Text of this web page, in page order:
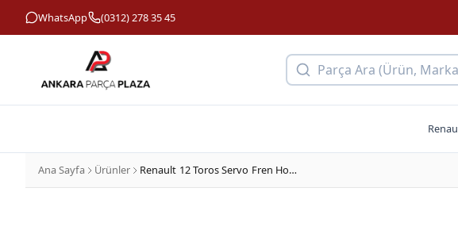
WhatsApp (0312) 278 35 45
Parça Ara (Ürün,
Ana Sayfa Ürünler Renault 12 Toros Servo Fren Hortumu Srk